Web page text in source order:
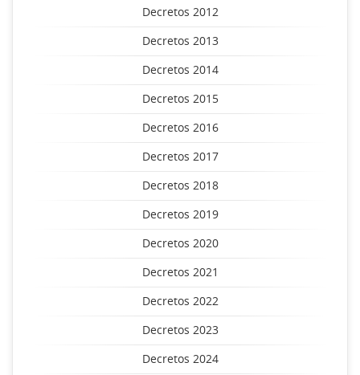
Decretos 2012
Decretos 2013
Decretos 2014
Decretos 2015
Decretos 2016
Decretos 2017
Decretos 2018
Decretos 2019
Decretos 2020
Decretos 2021
Decretos 2022
Decretos 2023
Decretos 2024